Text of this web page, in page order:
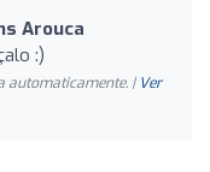
Arouca
:)
automaticamente. | Ver